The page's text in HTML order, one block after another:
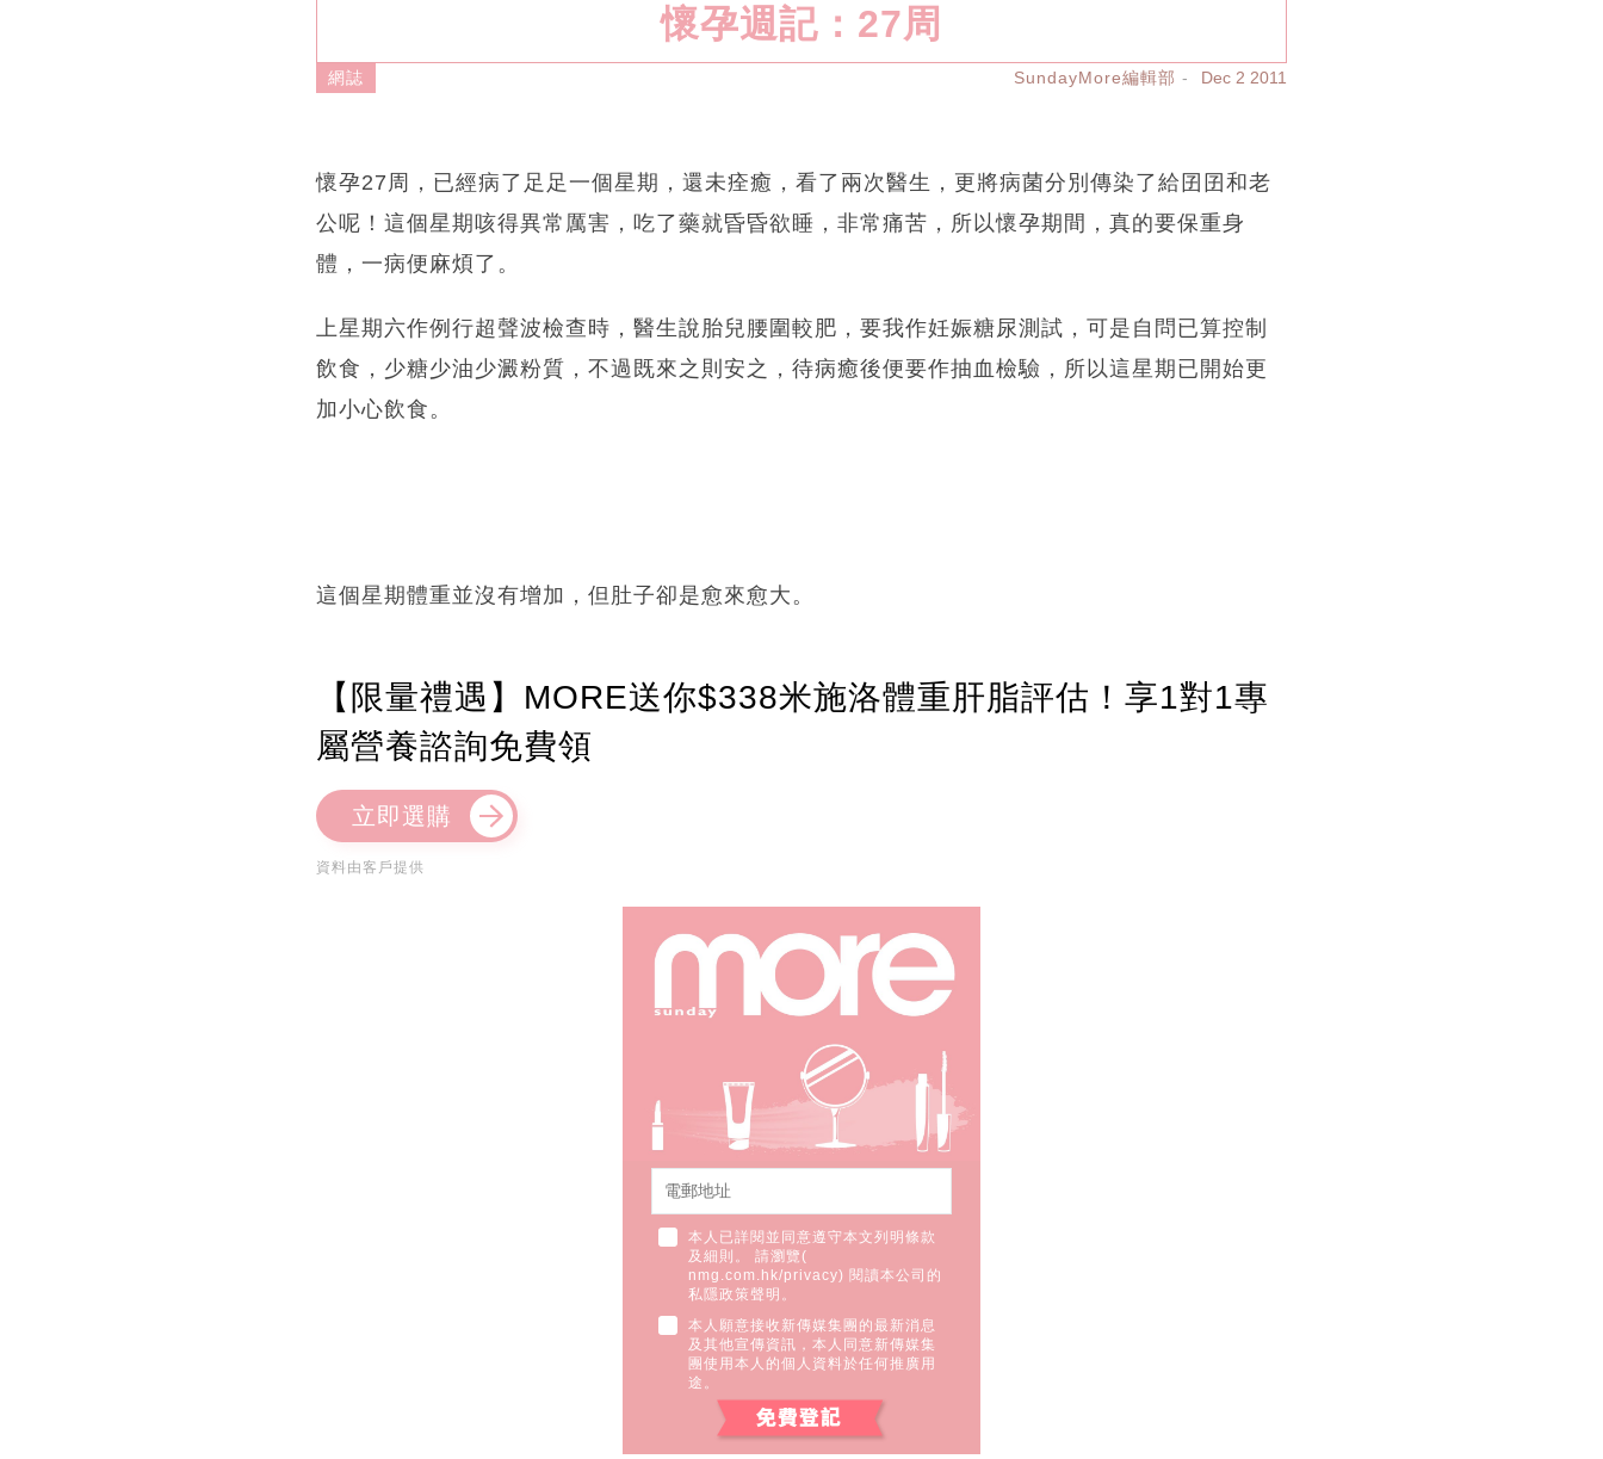
懷孕週記：27周
網誌 SundayMore編輯部 Dec 2 2011
懷孕27周，已經病了足足一個星期，還未痊癒，看了兩次醫生，更將病菌分別傳染了給囝囝和老
公呢！這個星期咳得異常厲害，吃了藥就昏昏欲睡，非常痛苦，所以懷孕期間，真的要保重身
體，一病便麻煩了。
上星期六作例行超聲波檢查時，醫生說胎兒腰圍較肥，要我作妊娠糖尿測試，可是自問已算控制
飲食，少糖少油少澱粉質，不過既來之則安之，待病癒後便要作抽血檢驗，所以這星期已開始更
加小心飲食。
這個星期體重並沒有增加，但肚子卻是愈來愈大。
【限量禮遇】MORE送你$338米施洛體重肝脂評估！享1對1專
屬營養諮詢免費領
立即選購
資料由客戶提供
本人已詳閱並同意遵守本文列明條款
及細則。 請瀏覽(
nmg.com.hk/privacy) 閱讀本公司的
私隱政策聲明。
本人願意接收新傳媒集團的最新消息
及其他宣傳資訊，本人同意新傳媒集
團使用本人的個人資料於任何推廣用
途。